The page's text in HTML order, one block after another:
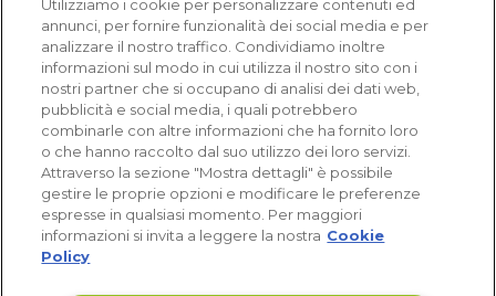
Acquisti verificati
Utilizziamo i cookie per personalizzare contenuti ed
annunci, per fornire funzionalità dei social media e per
analizzare il nostro traffico. Condividiamo inoltre
informazioni sul modo in cui utilizza il nostro sito con i
nostri partner che si occupano di analisi dei dati web,
pubblicità e social media, i quali potrebbero
combinarle con altre informazioni che ha fornito loro
o che hanno raccolto dal suo utilizzo dei loro servizi.
Attraverso la sezione "Mostra dettagli" è possibile
gestire le proprie opzioni e modificare le preferenze
espresse in qualsiasi momento. Per maggiori
informazioni si invita a leggere la nostra Cookie
Policy